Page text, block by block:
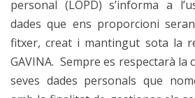
personal (LOPD) s’informa a
dades que ens proporcioni
fitxer, creat i mantingut sota la
GAVINA. Sempre es respectarà la
seves dades personals que